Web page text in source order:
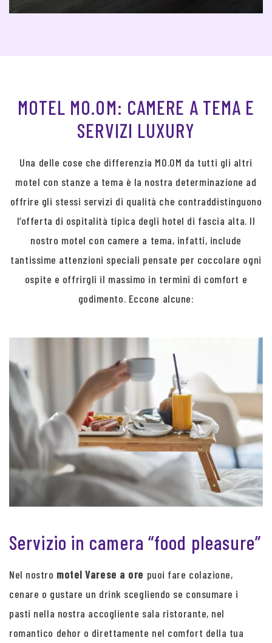
MOTEL MO.OM: CAMERE A TEMA E
SERVIZI LUXURY
Una delle cose che differenzia MO.OM da tutti gli altri
motel con stanze a tema è la nostra determinazione ad
offrire gli stessi servizi di qualità che contraddistinguono
l’offerta di ospitalità tipica degli hotel di fascia alta. Il
nostro motel con camere a tema, infatti, include
tantissime attenzioni speciali pensate per coccolare ogni
ospite e offrirgli il massimo in termini di comfort e
godimento. Eccone alcune:
Servizio in camera “food pleasure”
Nel nostro motel Varese a ore puoi fare colazione,
cenare o gustare un drink scegliendo se consumare i
pasti nella nostra accogliente sala ristorante, nel
romantico dehor o direttamente nel comfort della tua